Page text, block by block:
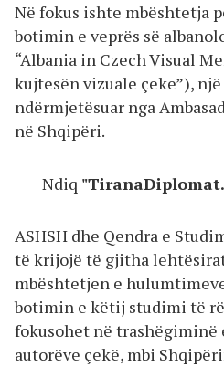
Në fokus ishte mbështetja
botimin e veprës së
“Albania in Czech Visual
kujtesën vizuale çeke”),
ndërmjetësuar nga
në Shqipëri.
Ndiq
ASHSH dhe Qendra e
të krijojë të gjitha
mbështetjen e
botimin e këtij studimi të
fokusohet në trashëgiminë
autorëve çekë, mbi